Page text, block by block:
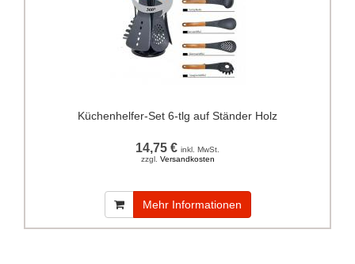
Küchenhelfer-Set 6-tlg auf Ständer Holz
14,75 € inkl. MwSt.
zzgl. Versandkosten
Mehr Informationen